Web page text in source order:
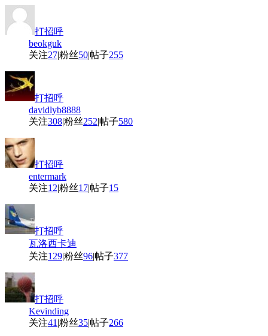
打招呼
beokguk
关注27|粉丝50|帖子255
打招呼
davidlyb8888
关注308|粉丝252|帖子580
打招呼
entermark
关注12|粉丝17|帖子15
打招呼
瓦洛西卡迪
关注129|粉丝96|帖子377
打招呼
Kevinding
关注41 |粉丝35|帖子266